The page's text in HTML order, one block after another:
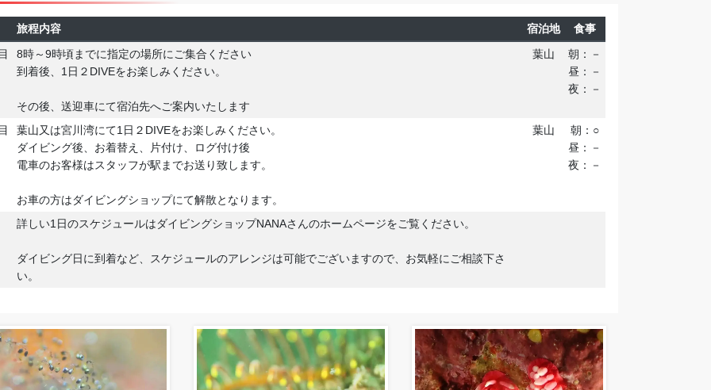
旅程内容 宿泊地
食事
8時～9時頃までに指定の場所にご集合ください
到着後、1日２DIVEをお楽しみください。
その後、送迎車にて宿泊先へご案内いたします
葉山
朝：－
昼：－
夜：－
葉山又は宮川湾にて1日２DIVEをお楽しみください。
ダイビング後、お着替え、片付け、ログ付け後
電車のお客様はスタッフが駅までお送り致します。
お車の方はダイビングショップにて解散となります。
葉山
朝：○
昼：－
夜：－
詳しい1日のスケジュールはダイビングショップNANAさんのホームページをご覧ください。
ダイビング日に到着など、スケジュールのアレンジは可能でございますので、お気軽にご相談下さ
い。